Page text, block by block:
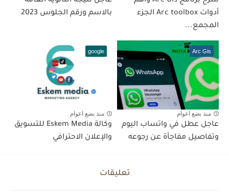
أدوات Arc toolbox الجزء
المجمع...
بالاسم ورقم الجلوس 2023
Arc Gis
منذ بضع اعوام
عاجل عطل في واتساب اليوم
وتفاصيل مفاجأة عن رجوعه
google
منذ بضع اعوام
وكالة Eskem Media للتسويق
والإعلان الاحترافي
تعليقات